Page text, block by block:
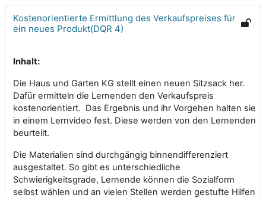
Kostenorientierte Ermittlung des Verkaufspreises für
ein neues Produkt(DQR 4)
Inhalt:
Die Haus und Garten KG stellt einen neuen Sitzsack her.
Dafür ermitteln die Lernenden den Verkaufspreis
kostenorientiert. Das Ergebnis und ihr Vorgehen halten sie
in einem Lernvideo fest. Diese werden von den Lernenden
beurteilt.
Die Materialien sind durchgängig binnendifferenziert
ausgestaltet. So gibt es unterschiedliche
Schwierigkeitsgrade, Lernende können die Sozialform
selbst wählen und an vielen Stellen werden gestufte Hilfen